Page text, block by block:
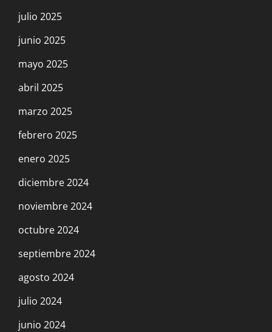
julio 2025
junio 2025
mayo 2025
abril 2025
marzo 2025
febrero 2025
enero 2025
diciembre 2024
noviembre 2024
octubre 2024
septiembre 2024
agosto 2024
julio 2024
junio 2024